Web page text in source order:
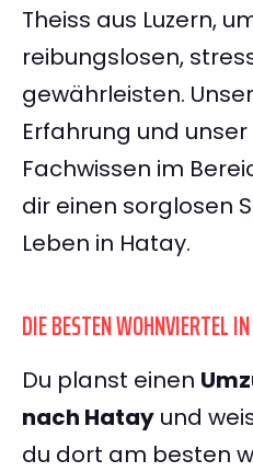
Theiss aus Luzern,
reibungslosen,
gewährleisten.
Erfahrung und
Fachwissen im
dir einen sorglosen
Leben in Hatay.
DIE BESTEN WOHNVIERTEL
Du planst einen
nach Hatay und
du dort am besten